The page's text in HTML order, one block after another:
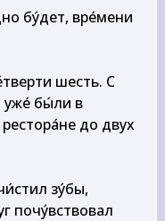
бу́дет, вре́мени
шесть. С
бы́ли в
до двух
зу́бы,
почу́вствовал